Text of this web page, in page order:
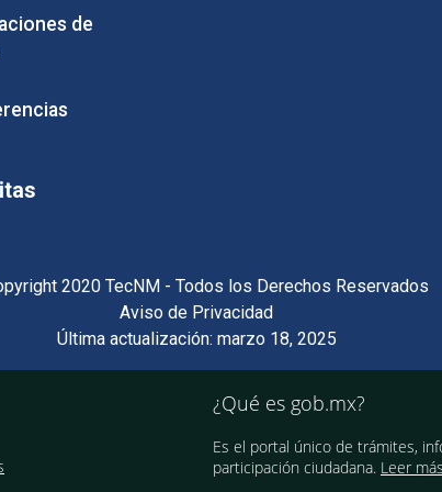
de
2020 TecNM - Todos los Derechos Reservados
Aviso de Privacidad
Última actualización: marzo 18, 2025
¿Qué es gob.mx?
Es el portal único de trámites,
participación ciudadana. Leer más